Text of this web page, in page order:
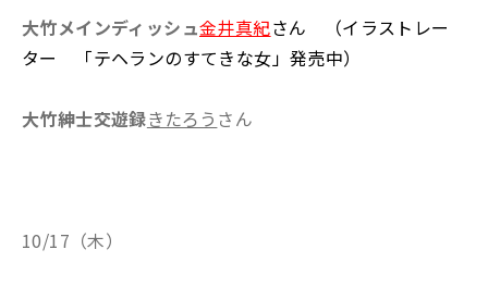
大竹メインディッシュ金井真紀さん （イラストレー
ター 「テヘランのすてきな女」発売中）
大竹紳士交遊録きたろう さん
10/17（木）